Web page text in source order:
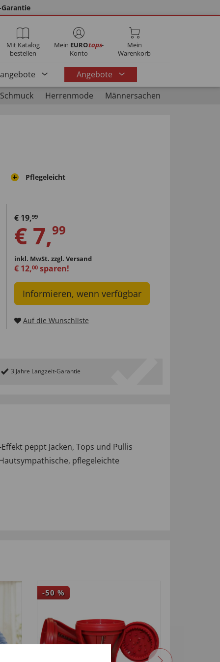
Mit Katalog
bestellen
Mein EUROtops-
Konto
Mein
Warenkorb
Angebote
Herrenmode Männersachen
Pflegeleicht
€19,99
€ 7,99
inkl. MwSt. zzgl. Versand
€ 12,00sparen!
Informieren, wenn verfügbar
Auf die Wunschliste
3 Jahre Langzeit-Garantie
peppt Jacken, Tops und Pullis
pflegeleichte
-50 %